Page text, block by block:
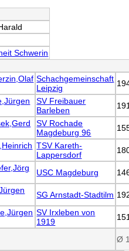
Schwerin
Schachgemeinschaft
Leipzig
SV Freibauer
Barleben
SV Rochade
Magdeburg 96
TSV Kareth-
Lappersdorf
USC Magdeburg
SG Arnstadt-Stadtilm
SV Irxleben von
1919
Ø